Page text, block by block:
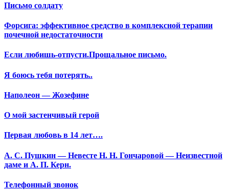
Письмо солдату
Форсига: эффективное средство в комплексной терапии
почечной недостаточности
Если любишь-отпусти.Прощальное письмо.
Я боюсь тебя потерять..
Наполеон — Жозефине
О мой застенчивый герой
Первая любовь в 14 лет….
А. С. Пушкин — Невесте Н. Н. Гончаровой — Неизвестной
даме и А. П. Керн.
Телефонный звонок